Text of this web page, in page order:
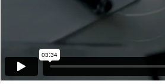
03:34